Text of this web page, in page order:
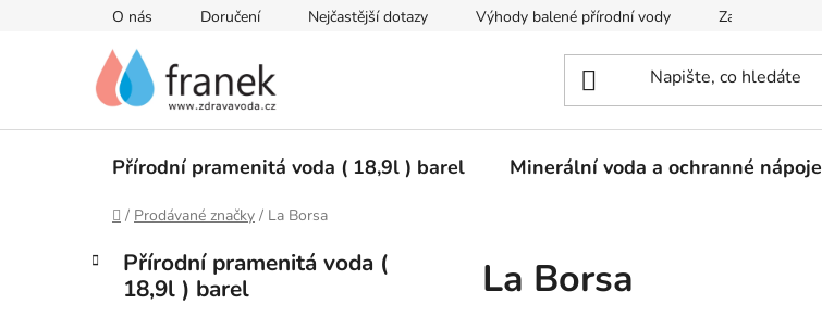
O nás Doručení Nejčastější dotazy Výhody balené přírodní vody Zaregistrujte se
Přírodní pramenitá voda ( 18,9l ) barel Minerální voda a ochranné nápoje
Domů
/ Prodávané značky / La Borsa
PPřeskočit
kategorie
K
a
Přírodní pramenitá voda (
18,9l ) barel
La Borsa